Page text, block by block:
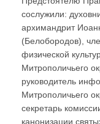
сослужили:
архимандрит
(Белобородов),
физической
Митрополичьего
руководитель
Митрополичьего
секретарь
канонизации